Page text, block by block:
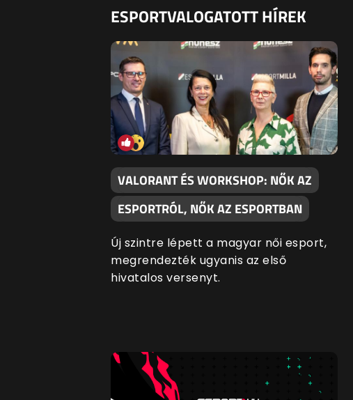
ESPORTVALOGATOTT HÍREK
VALORANT ÉS WORKSHOP: NŐK AZ
ESPORTRÓL, NŐK AZ ESPORTBAN
Új szintre lépett a magyar női esport,
megrendezték ugyanis az első
hivatalos versenyt.